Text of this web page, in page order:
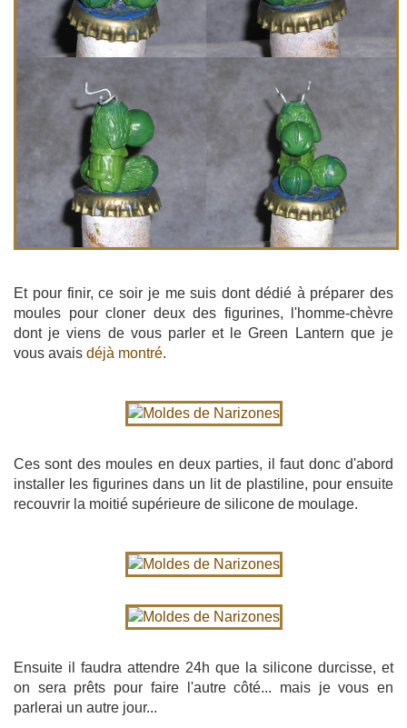
Et pour finir, ce soir je me suis dont dédié à préparer des
moules pour cloner deux des figurines, l'homme-chèvre
dont je viens de vous parler et le Green Lantern que je
vous avais déjà montré.
Ces sont des moules en deux parties, il faut donc d'abord
installer les figurines dans un lit de plastiline, pour ensuite
recouvrir la moitié supérieure de silicone de moulage.
Ensuite il faudra attendre 24h que la silicone durcisse, et
on sera prêts pour faire l'autre côté... mais je vous en
parlerai un autre jour...